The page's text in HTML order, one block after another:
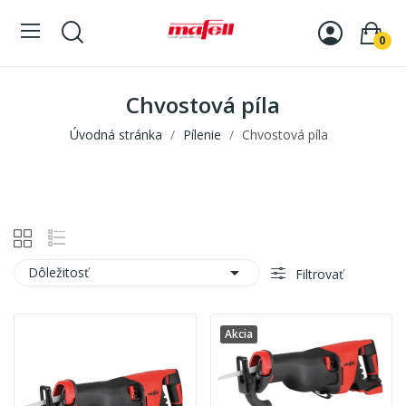
0
Chvostová píla
Úvodná stránka Pílenie Chvostová píla
Dôležitosť  Filtrovať
Akcia